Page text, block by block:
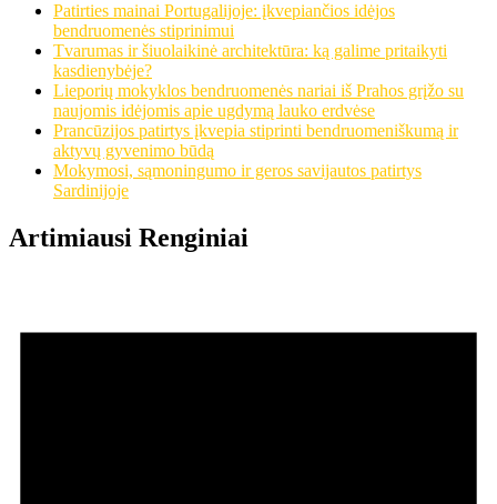
Patirties mainai Portugalijoje: įkvepiančios idėjos
bendruomenės stiprinimui
Tvarumas ir šiuolaikinė architektūra: ką galime pritaikyti
kasdienybėje?
Lieporių mokyklos bendruomenės nariai iš Prahos grįžo su
naujomis idėjomis apie ugdymą lauko erdvėse
Prancūzijos patirtys įkvepia stiprinti bendruomeniškumą ir
aktyvų gyvenimo būdą
Mokymosi, sąmoningumo ir geros savijautos patirtys
Sardinijoje
Artimiausi Renginiai